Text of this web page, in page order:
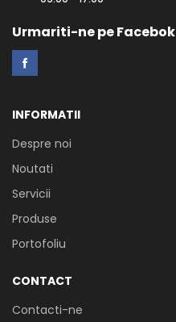
Urmariti-ne pe Facebok
INFORMATII
Despre noi
Noutati
Servicii
Produse
Portofoliu
CONTACT
Contacti-ne